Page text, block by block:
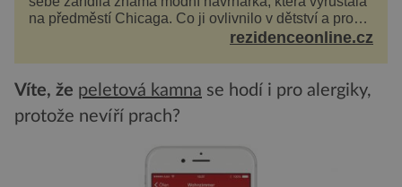
na předměstí Chicaga. Co ji ovlivnilo v dětství a proč
vypadá její domov právě takto? Interié...rezidenceonline.cz
Víte, že peletová kamna se hodí i pro alergiky,
protože nevíří prach?